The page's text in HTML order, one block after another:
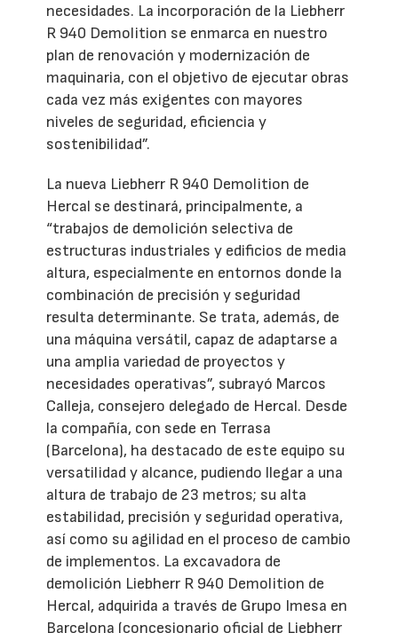
necesidades. La incorporación de la Liebherr
R 940 Demolition se enmarca en nuestro
plan de renovación y modernización de
maquinaria, con el objetivo de ejecutar obras
cada vez más exigentes con mayores
niveles de seguridad, eficiencia y
sostenibilidad”.
La nueva Liebherr R 940 Demolition de
Hercal se destinará, principalmente, a
“trabajos de demolición selectiva de
estructuras industriales y edificios de media
altura, especialmente en entornos donde la
combinación de precisión y seguridad
resulta determinante. Se trata, además, de
una máquina versátil, capaz de adaptarse a
una amplia variedad de proyectos y
necesidades operativas”, subrayó Marcos
Calleja, consejero delegado de Hercal. Desde
la compañía, con sede en Terrasa
(Barcelona), ha destacado de este equipo su
versatilidad y alcance, pudiendo llegar a una
altura de trabajo de 23 metros; su alta
estabilidad, precisión y seguridad operativa,
así como su agilidad en el proceso de cambio
de implementos. La excavadora de
demolición Liebherr R 940 Demolition de
Hercal, adquirida a través de Grupo Imesa en
Barcelona (concesionario oficial de Liebherr